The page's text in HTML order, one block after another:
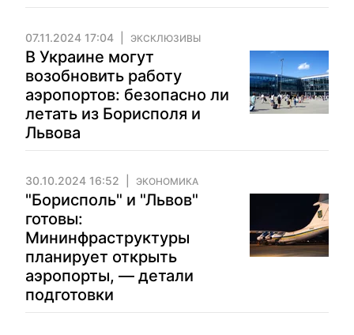
07.11.2024 17:04 ЭКСКЛЮЗИВЫ
В Украине могут
возобновить работу
аэропортов: безопасно ли
летать из Борисполя и
Львова
30.10.2024 16:52 ЭКОНОМИКА
"Борисполь" и "Львов"
готовы:
Мининфраструктуры
планирует открыть
аэропорты, — детали
подготовки